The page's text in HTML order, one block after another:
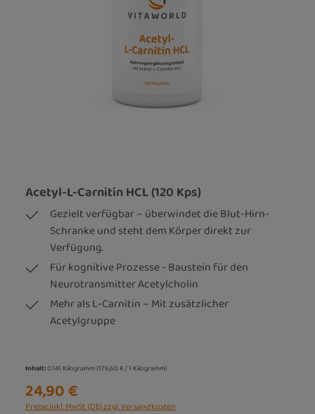
Acetyl-L-Carnitin HCL (120 Kps)
Gezielt verfügbar – überwindet die Blut-Hirn-
Schranke und steht dem Körper direkt zur
Verfügung.
Für kognitive Prozesse - Baustein für den
Neurotransmitter Acetylcholin
Mehr als L-Carnitin – Mit zusätzlicher
Acetylgruppe
Inhalt:0.141 Kilogramm(176,60 € / 1 Kilogramm)
24,90 €
Preise inkl. MwSt. (DE) zzgl. Versandkosten